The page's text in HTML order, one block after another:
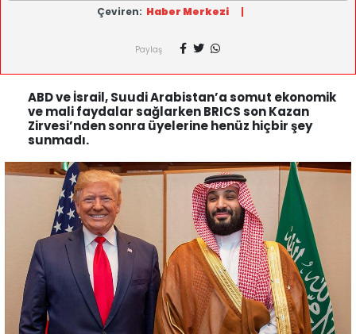
Çeviren: Haber Merkezi |
Paylaş
ABD ve İsrail, Suudi Arabistan’a somut ekonomik
ve mali faydalar sağlarken BRICS son Kazan
Zirvesi’nden sonra üyelerine henüz hiçbir şey
sunmadı.